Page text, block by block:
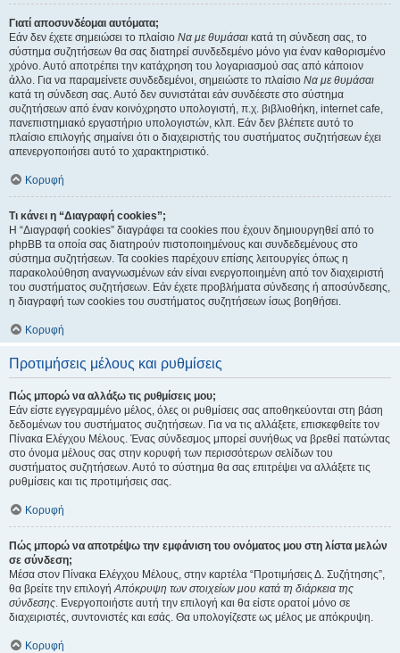
Γιατί αποσυνδέομαι αυτόματα;
Εάν δεν έχετε σημειώσει το πλαίσιο Να με θυμάσαι κατά τη σύνδεση σας, το
σύστημα συζητήσεων θα σας διατηρεί συνδεδεμένο μόνο για έναν καθορισμένο
χρόνο. Αυτό αποτρέπει την κατάχρηση του λογαριασμού σας από κάποιον
άλλο. Για να παραμείνετε συνδεδεμένοι, σημειώστε το πλαίσιο Να με θυμάσαι
κατά τη σύνδεση σας. Αυτό δεν συνιστάται εάν συνδέεστε στο σύστημα
συζητήσεων από έναν κοινόχρηστο υπολογιστή, π.χ. βιβλιοθήκη, internet cafe,
πανεπιστημιακό εργαστήριο υπολογιστών, κλπ. Εάν δεν βλέπετε αυτό το
πλαίσιο επιλογής σημαίνει ότι ο διαχειριστής του συστήματος συζητήσεων έχει
απενεργοποιήσει αυτό το χαρακτηριστικό.
Κορυφή
Τι κάνει η “Διαγραφή cookies”;
Η “Διαγραφή cookies” διαγράφει τα cookies που έχουν δημιουργηθεί από το
phpBB τα οποία σας διατηρούν πιστοποιημένους και συνδεδεμένους στο
σύστημα συζητήσεων. Τα cookies παρέχουν επίσης λειτουργίες όπως η
παρακολούθηση αναγνωσμένων εάν είναι ενεργοποιημένη από τον διαχειριστή
του συστήματος συζητήσεων. Εάν έχετε προβλήματα σύνδεσης ή αποσύνδεσης,
η διαγραφή των cookies του συστήματος συζητήσεων ίσως βοηθήσει.
Κορυφή
Προτιμήσεις μέλους και ρυθμίσεις
Πώς μπορώ να αλλάξω τις ρυθμίσεις μου;
Εάν είστε εγγεγραμμένο μέλος, όλες οι ρυθμίσεις σας αποθηκεύονται στη βάση
δεδομένων του συστήματος συζητήσεων. Για να τις αλλάξετε, επισκεφθείτε τον
Πίνακα Ελέγχου Μέλους. Ένας σύνδεσμος μπορεί συνήθως να βρεθεί πατώντας
στο όνομα μέλους σας στην κορυφή των περισσότερων σελίδων του
συστήματος συζητήσεων. Αυτό το σύστημα θα σας επιτρέψει να αλλάξετε τις
ρυθμίσεις και τις προτιμήσεις σας.
Κορυφή
Πώς μπορώ να αποτρέψω την εμφάνιση του ονόματος μου στη λίστα μελών
σε σύνδεση;
Μέσα στον Πίνακα Ελέγχου Μέλους, στην καρτέλα “Προτιμήσεις Δ. Συζήτησης”,
θα βρείτε την επιλογήΑπόκρυψη των στοιχείων μου κατά τη διάρκεια της
σύνδεσης. Ενεργοποιήστε αυτή την επιλογή και θα είστε ορατοί μόνο σε
διαχειριστές, συντονιστές και εσάς. Θα υπολογίζεστε ως μέλος με απόκρυψη.
Κορυφή